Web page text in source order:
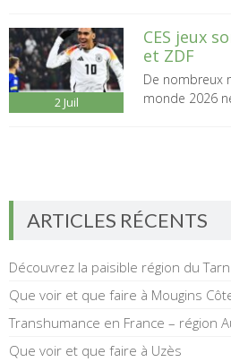
2 Juil
CES jeux
et ZDF
De nombreux
monde 2026 ne
ARTICLES RÉCENTS
Découvrez la paisible région du Tarn
Que voir et que faire à Mougins
Transhumance en France – région
Que voir et que faire à Uzès